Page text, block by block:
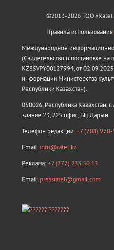
©2013-2026 ТОО «Ratel
Правила использования
Международное
(Свидетельство о постановке
KZ85VPY00127994, от
информации Министерства
Республики Казахстан).
050026, Республика Казахстан,
здание 23, 225 офис, БЦ Дарын
Телефон редакции:+7 (708)
Email: info@ratel.kz
Реклама:+7 (777) 233 50 13
Email: pressratel@gmail.com